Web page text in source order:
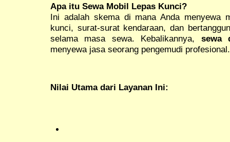
Apa itu Sewa Mobil Lepas Kunci?
Ini adalah skema di mana Anda menyewa
kunci, surat-surat kendaraan, dan
selama masa sewa. Kebalikannya, sewa
menyewa jasa seorang pengemudi profesional.
Nilai Utama dari Layanan Ini: